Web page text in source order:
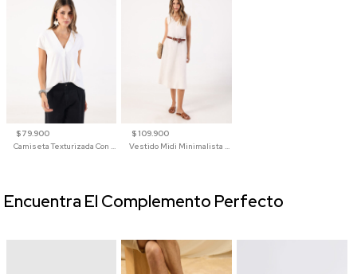
$ 79.900
$ 109.900
Encuentra El Complemento Perfecto